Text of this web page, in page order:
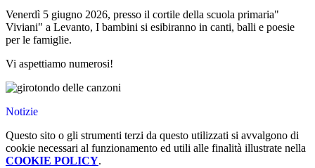
Venerdì 5 giugno 2026, presso il cortile della scuola primaria"
Viviani" a Levanto, I bambini si esibiranno in canti, balli e poesie
per le famiglie.
Vi aspettiamo numerosi!
Notizie
Questo sito o gli strumenti terzi da questo utilizzati si avvalgono di
cookie necessari al funzionamento ed utili alle finalità illustrate nella
COOKIE POLICY.